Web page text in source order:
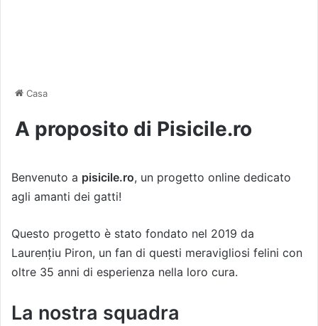
Casa
A proposito di Pisicile.ro
Benvenuto a pisicile.ro, un progetto online dedicato
agli amanti dei gatti!
Questo progetto è stato fondato nel 2019 da
Laurențiu Piron, un fan di questi meravigliosi felini con
oltre 35 anni di esperienza nella loro cura.
La nostra squadra